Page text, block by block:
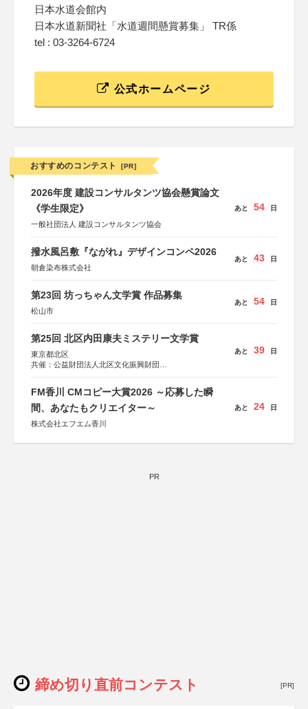
日本水道会館内
日本水道新聞社「水道週間懸賞募集」 TR係
tel : 03-3264-6724
公式ホームページ
おすすめのコンテスト [PR]
2026年度 建設コンサルタンツ協会懸賞論文
《学生限定》
一般社団法人 建設コンサルタンツ協会
あと 54 日
撥水風呂敷『ながれ』デザインコンペ2026
朝倉染布株式会社
あと 43 日
第23回 坊っちゃん文学賞 作品募集
松山市
あと 54 日
第25回 北区内田康夫ミステリー文学賞
東京都北区
共催：公益財団法人北区文化振興財団
協賛：株式会社実業之日本社
あと 39 日
FM香川 CMコピー大賞2026 ～応募した瞬
間、あなたもクリエイター～
株式会社エフエム香川
あと 24 日
PR
締め切り直前コンテスト [PR]